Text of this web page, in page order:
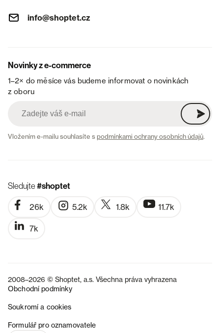
info@shoptet.cz
Novinky z e-commerce
1–2× do měsíce vás budeme informovat o novinkách
z oboru
Vložením e-mailu souhlasíte spodmínkami ochrany osobních údajů.
Sledujte#shoptet
26k 5.2k 1.8k 11.7k
7k
2008–2026 © Shoptet, a.s. Všechna práva vyhrazena
Obchodní podmínky
Soukromí a cookies
Formulář pro oznamovatele